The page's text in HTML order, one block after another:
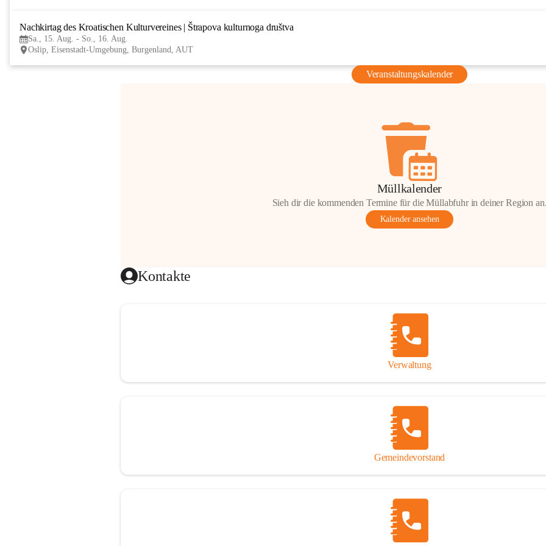
Nachkirtag des Kroatischen Kulturvereines | Štrapova kulturnoga društva
Sa., 15. Aug. - So., 16. Aug.
Oslip, Eisenstadt-Umgebung, Burgenland, AUT
Veranstaltungskalender
Müllkalender
Sieh dir die kommenden Termine für die Müllabfuhr in deiner Region an.
Kalender ansehen
Kontakte
Verwaltung
Gemeindevorstand